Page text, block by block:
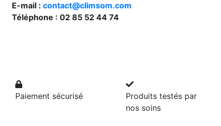
E-mail : contact@climsom.com
Téléphone : 02 85 52 44 74
Paiement sécurisé
Produits testés par
nos soins